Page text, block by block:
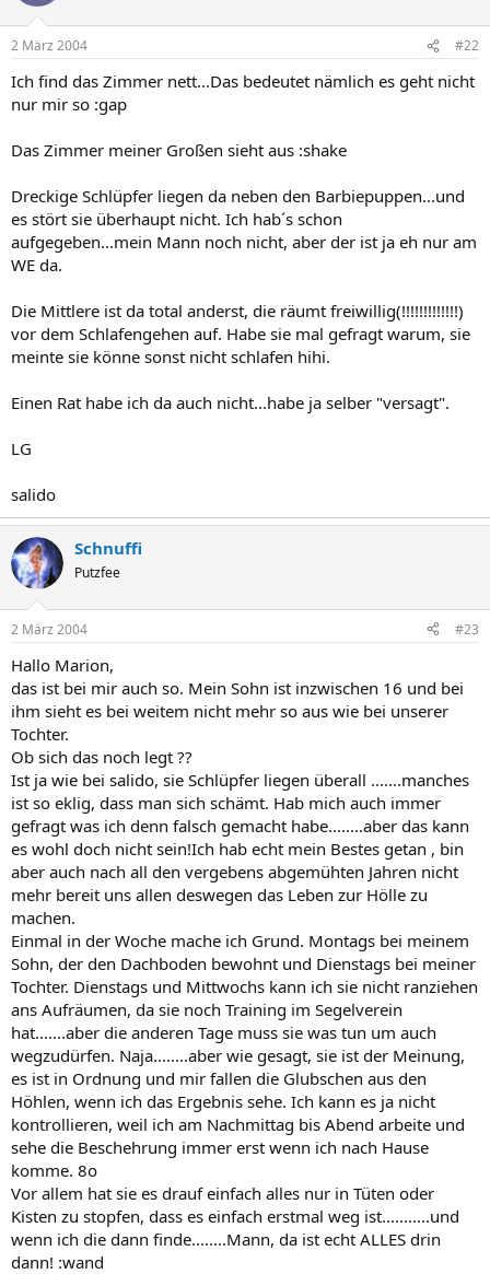
2 März 2004 #22
Ich find das Zimmer nett...Das bedeutet nämlich es geht nicht
nur mir so :gap
Das Zimmer meiner Großen sieht aus :shake
Dreckige Schlüpfer liegen da neben den Barbiepuppen...und
es stört sie überhaupt nicht. Ich hab´s schon
aufgegeben...mein Mann noch nicht, aber der ist ja eh nur am
WE da.
Die Mittlere ist da total anderst, die räumt freiwillig(!!!!!!!!!!!!!)
vor dem Schlafengehen auf. Habe sie mal gefragt warum, sie
meinte sie könne sonst nicht schlafen hihi.
Einen Rat habe ich da auch nicht...habe ja selber "versagt".
LG
salido
Schnuffi
Putzfee
2 März 2004 #23
Hallo Marion,
das ist bei mir auch so. Mein Sohn ist inzwischen 16 und bei
ihm sieht es bei weitem nicht mehr so aus wie bei unserer
Tochter.
Ob sich das noch legt ??
Ist ja wie bei salido, sie Schlüpfer liegen überall .......manches
ist so eklig, dass man sich schämt. Hab mich auch immer
gefragt was ich denn falsch gemacht habe........aber das kann
es wohl doch nicht sein!Ich hab echt mein Bestes getan , bin
aber auch nach all den vergebens abgemühten Jahren nicht
mehr bereit uns allen deswegen das Leben zur Hölle zu
machen.
Einmal in der Woche mache ich Grund. Montags bei meinem
Sohn, der den Dachboden bewohnt und Dienstags bei meiner
Tochter. Dienstags und Mittwochs kann ich sie nicht ranziehen
ans Aufräumen, da sie noch Training im Segelverein
hat.......aber die anderen Tage muss sie was tun um auch
wegzudürfen. Naja........aber wie gesagt, sie ist der Meinung,
es ist in Ordnung und mir fallen die Glubschen aus den
Höhlen, wenn ich das Ergebnis sehe. Ich kann es ja nicht
kontrollieren, weil ich am Nachmittag bis Abend arbeite und
sehe die Beschehrung immer erst wenn ich nach Hause
komme. 8o
Vor allem hat sie es drauf einfach alles nur in Tüten oder
Kisten zu stopfen, dass es einfach erstmal weg ist...........und
wenn ich die dann finde........Mann, da ist echt ALLES drin
dann! :wand